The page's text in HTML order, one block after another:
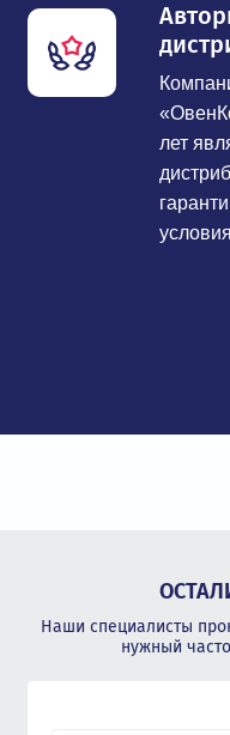
лет
Наши специалисты
нужный